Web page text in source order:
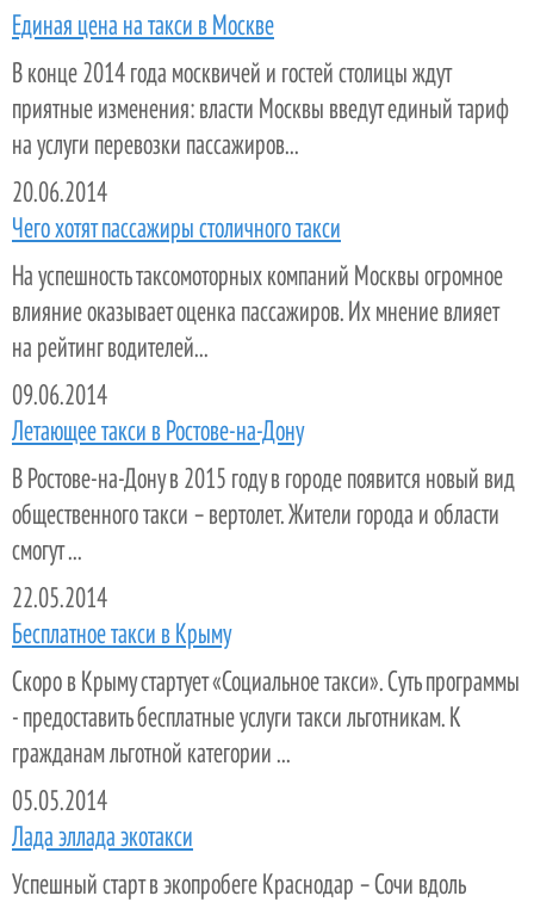
Единая цена на такси в Москве
В конце 2014 года москвичей и гостей столицы ждут
приятные изменения: власти Москвы введут единый тариф
на услуги перевозки пассажиров...
20.06.2014
Чего хотят пассажиры столичного такси
На успешность таксомоторных компаний Москвы огромное
влияние оказывает оценка пассажиров. Их мнение влияет
на рейтинг водителей...
09.06.2014
Летающее такси в Ростове-на-Дону
В Ростове-на-Дону в 2015 году в городе появится новый вид
общественного такси – вертолет. Жители города и области
смогут ...
22.05.2014
Бесплатное такси в Крыму
Скоро в Крыму стартует «Социальное такси». Суть программы
- предоставить бесплатные услуги такси льготникам. К
гражданам льготной категории ...
05.05.2014
Лада эллада экотакси
Успешный старт в экопробеге Краснодар – Сочи вдоль